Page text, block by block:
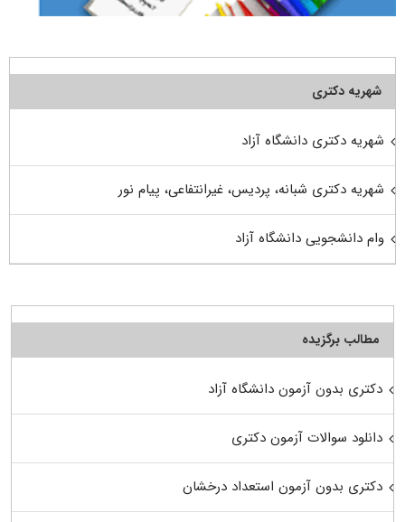
شهریه دکتری
شهریه دکتری دانشگاه آزاد
شهریه دکتری شبانه، پردیس، غیرانتفاعی، پیام نور
وام دانشجویی دانشگاه آزاد
مطالب برگزیده
دکتری بدون آزمون دانشگاه آزاد
دانلود سوالات آزمون دکتری
دکتری بدون آزمون استعداد درخشان